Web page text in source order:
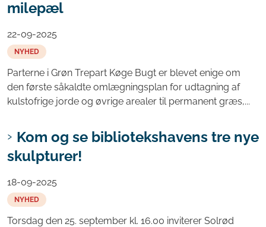
milepæl
22-09-2025
NYHED
Parterne i Grøn Trepart Køge Bugt er blevet enige om
den første såkaldte omlægningsplan for udtagning af
kulstofrige jorde og øvrige arealer til permanent græs,...
Kom og se bibliotekshavens tre nye
skulpturer!
18-09-2025
NYHED
Torsdag den 25. september kl. 16.00 inviterer Solrød